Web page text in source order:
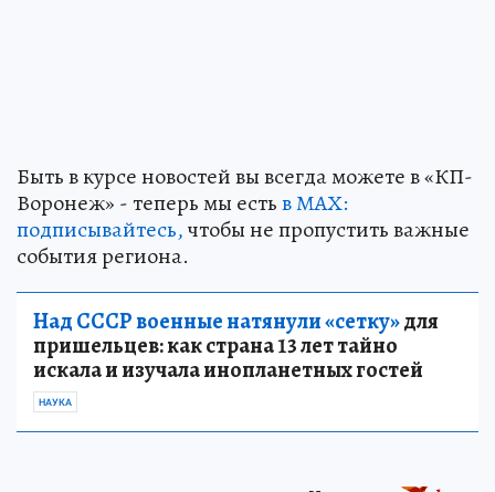
Быть в курсе новостей вы всегда можете в «КП-
Воронеж» - теперь мы естьв МАХ:
подписывайтесь,чтобы не пропустить важные
события региона.
Над СССР военные натянули «сетку»для
пришельцев: как страна 13 лет тайно
искала и изучала инопланетных гостей
НАУКА